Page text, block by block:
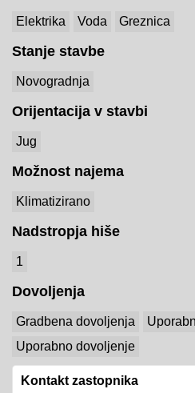
Elektrika Voda Greznica
Stanje stavbe
Novogradnja
Orijentacija v stavbi
Jug
Možnost najema
Klimatizirano
Nadstropja hiše
1
Dovoljenja
Gradbena dovoljenja
Uporabno dovoljenje
Kontakt zastopnika